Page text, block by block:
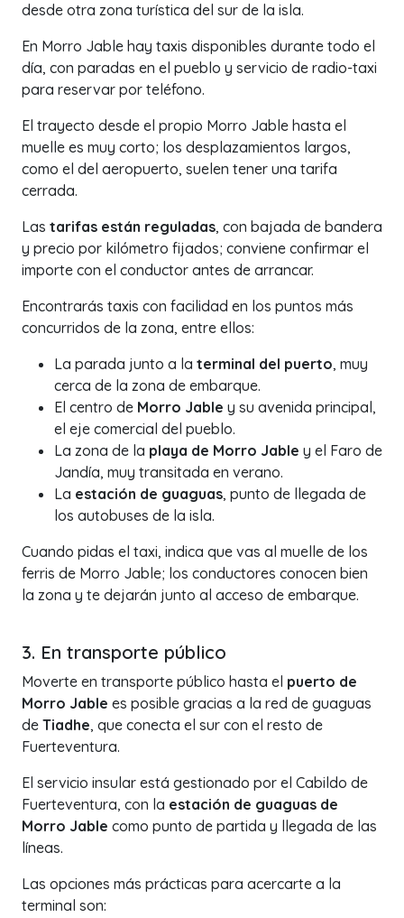
desde otra zona turística del sur de la isla.
En Morro Jable hay taxis disponibles durante todo el
día, con paradas en el pueblo y servicio de radio-taxi
para reservar por teléfono.
El trayecto desde el propio Morro Jable hasta el
muelle es muy corto; los desplazamientos largos,
como el del aeropuerto, suelen tener una tarifa
cerrada.
Las tarifas están reguladas, con bajada de bandera
y precio por kilómetro fijados; conviene confirmar el
importe con el conductor antes de arrancar.
Encontrarás taxis con facilidad en los puntos más
concurridos de la zona, entre ellos:
La parada junto a la terminal del puerto, muy
cerca de la zona de embarque.
El centro de Morro Jable y su avenida principal,
el eje comercial del pueblo.
La zona de la playa de Morro Jable y el Faro de
Jandía, muy transitada en verano.
La estación de guaguas, punto de llegada de
los autobuses de la isla.
Cuando pidas el taxi, indica que vas al muelle de los
ferris de Morro Jable; los conductores conocen bien
la zona y te dejarán junto al acceso de embarque.
3. En transporte público
Moverte en transporte público hasta el puerto de
Morro Jable es posible gracias a la red de guaguas
de Tiadhe, que conecta el sur con el resto de
Fuerteventura.
El servicio insular está gestionado por el Cabildo de
Fuerteventura, con la estación de guaguas de
Morro Jable como punto de partida y llegada de las
líneas.
Las opciones más prácticas para acercarte a la
terminal son: